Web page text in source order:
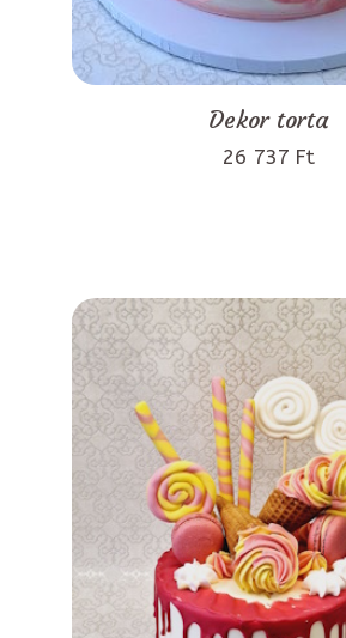
Dekor torta
26 737 Ft